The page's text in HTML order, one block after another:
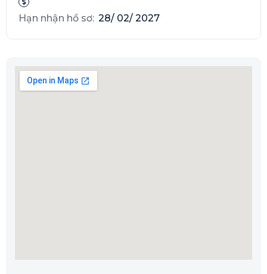
Hạn nhận hồ sơ: 28/ 02/ 2027